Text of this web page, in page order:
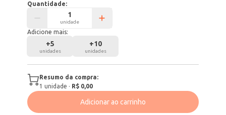
Quantidade:
unidade
Adicione mais:
+5
unidades
+10
unidades
Resumo da compra:
1 unidade · R$ 0,00
Adicionar ao carrinho